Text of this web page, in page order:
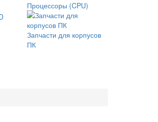
Процессоры (CPU)
Запчасти для корпусов
ПК